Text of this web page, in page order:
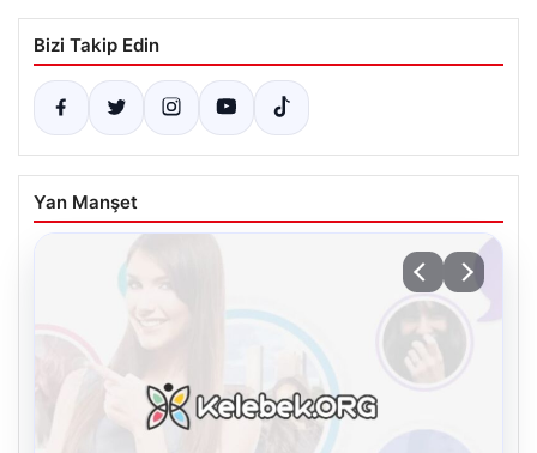
Bizi Takip Edin
Yan Manşet